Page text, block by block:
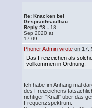
Re: Knacken bei
Gesprächsaufbau
Reply #8 - 18.
Sep 2020 at
17:09
Phoner Admin wrote on 17.
Das Freizeichen als
vollkommen in Ordnung.
Ich habe im Anhang mal
des Freizeichens
richtiger "Knall" über das
Frequenzspektrum.